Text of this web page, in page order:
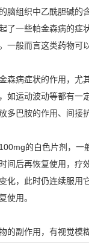
脑组织中乙酰胆碱的
了一些帕金森病的
一般而言这类药物可
病症状的作用，尤其
如运动波动等都有
多巴胺的作用、间接
的白色片剂，一
间后再恢复使用，
化，此时仍连续服
使用。
副作用，有视觉模